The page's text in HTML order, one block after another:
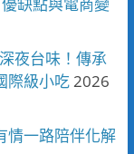
缺點與電商變
夜台味！傳承
際級小吃2026
一路陪伴化解